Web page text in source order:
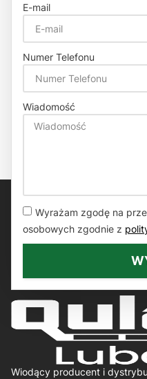
E-mail
Numer Telefonu
Wiadomość
Wyrażam zgodę na
osobowych zgodnie z
Wiodący producent i